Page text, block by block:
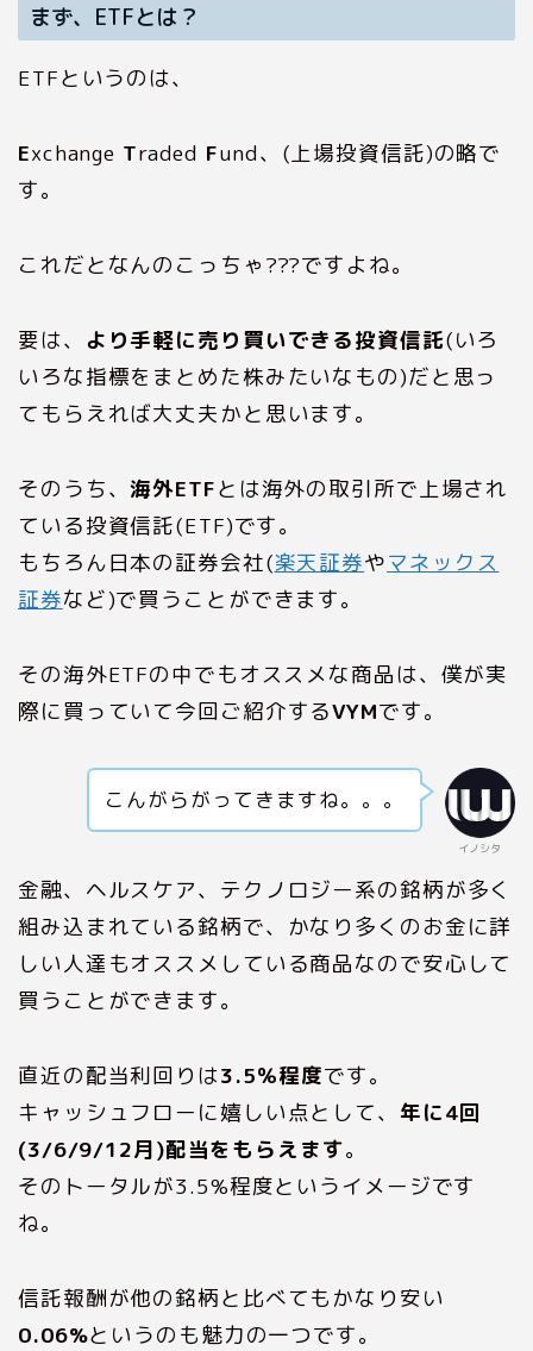
まず、ETFとは？
ETFというのは、
Exchange Traded Fund、(上場投資信託)の略で
す。
これだとなんのこっちゃ???ですよね。
要は、 より手軽に売り買いできる投資信託(いろ
いろな指標をまとめた株みたいなもの)だと思っ
てもらえれば大丈夫かと思います。
そのうち、海外ETFとは海外の取引所で上場され
ている投資信託(ETF)です。
もちろん日本の証券会社(楽天証券やマネックス
証券など)で買うことができます。
その海外ETFの中でもオススメな商品は、僕が実
際に買っていて今回ご紹介するVYMです。
イノシタ
こんがらがってきますね。。。
金融、ヘルスケア、テクノロジー系の銘柄が多く
組み込まれている銘柄で、かなり多くのお金に詳
しい人達もオススメしている商品なので安心して
買うことができます。
直近の配当利回りは3.5％程度です。
キャッシュフローに嬉しい点として、 年に4回
(3/6/9/12月)配当をもらえます。
そのトータルが3.5%程度というイメージです
ね。
信託報酬が他の銘柄と比べてもかなり安い
0.06%というのも魅力の一つです。